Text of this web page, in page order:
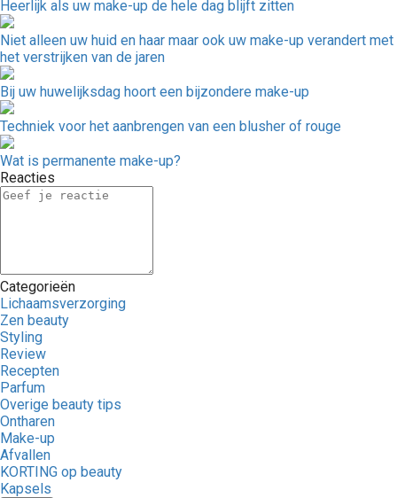
Heerlijk als uw make-up de hele dag blijft zitten
Niet alleen uw huid en haar maar ook uw make-up verandert met
het verstrijken van de jaren
Bij uw huwelijksdag hoort een bijzondere make-up
Techniek voor het aanbrengen van een blusher of rouge
Wat is permanente make-up?
Reacties
Categorieën
Lichaamsverzorging
Zen beauty
Styling
Review
Recepten
Parfum
Overige beauty tips
Ontharen
Make-up
Afvallen
KORTING op beauty
Kapsels